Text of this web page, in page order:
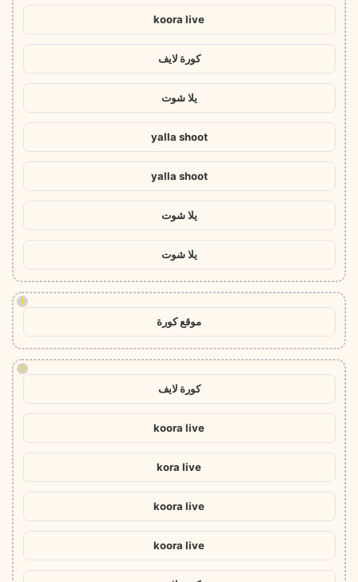
koora live
كورة لايف
يلا شوت
yalla shoot
yalla shoot
يلا شوت
يلا شوت
!
موقع كورة
!
كورة لايف
koora live
kora live
koora live
koora live